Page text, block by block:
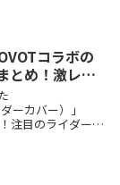
🍯✨
コラボの
とめ！激レア
ゃんとのリ
👀✨
ーカバー）」
注目のライダース